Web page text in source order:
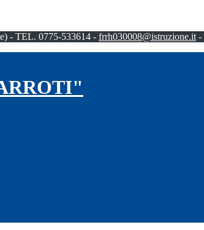
- TEL. 0775-533614 - frrh030008@istruzione.it -